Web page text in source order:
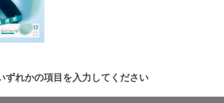
ずれかの項目を入力してください